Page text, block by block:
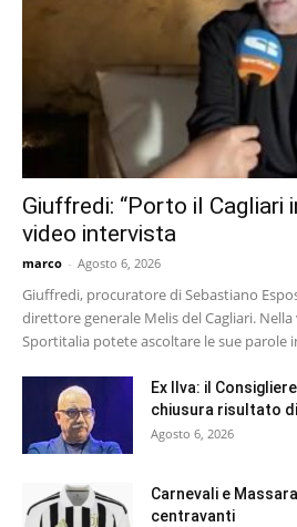
Giuffredi: “Porto il Cagliari
video intervista
marco - Agosto 6, 2026
Giuffredi, procuratore di Sebastiano
direttore generale Melis del Cagliari.
Sportitalia potete ascoltare le sue parole
Ex Ilva: il
chiusura risultato
Agosto 6, 2026
Carnevali e
centravanti